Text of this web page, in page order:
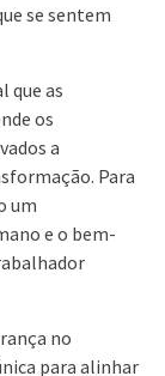
se sentem
que as
os
a
Para
um
e o bem-
no
para alinhar